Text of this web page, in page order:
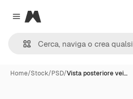
Close menu
Magnific
Home/Stock/PSD/Vista posteriore vei…